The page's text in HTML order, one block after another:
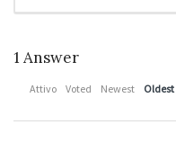
1 Answer
Attivo Voted Newest Oldest